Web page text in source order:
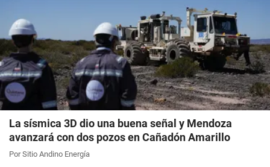
La sísmica 3D dio una buena señal y Mendoza
avanzará con dos pozos en Cañadón Amarillo
Por Sitio Andino Energía